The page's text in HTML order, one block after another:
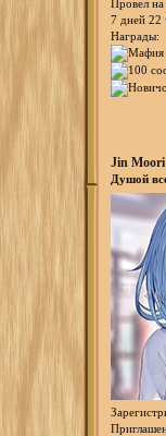
Провел
7 дней 22
Награды:
Jin Moori
Душой